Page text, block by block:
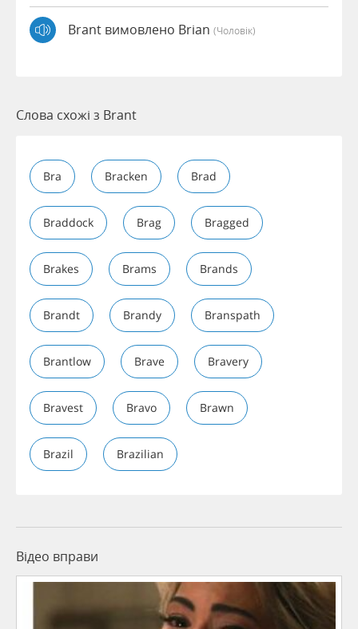
Brant вимовлено Brian (чоловік)
Слова схожі з Brant
Bra Bracken Brad
Braddock Brag Bragged
Brakes Brams Brands
Brandt Brandy Branspath
Brantlow Brave Bravery
Bravest Bravo Brawn
Brazil Brazilian
Відео вправи